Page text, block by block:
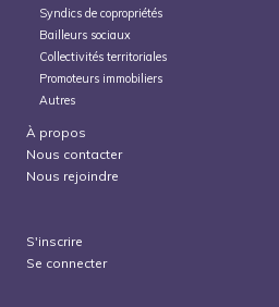
Syndics de copropriétés
Bailleurs sociaux
Collectivités territoriales
Promoteurs immobiliers
Autres
À propos
Nous contacter
Nous rejoindre
S'inscrire
Se connecter